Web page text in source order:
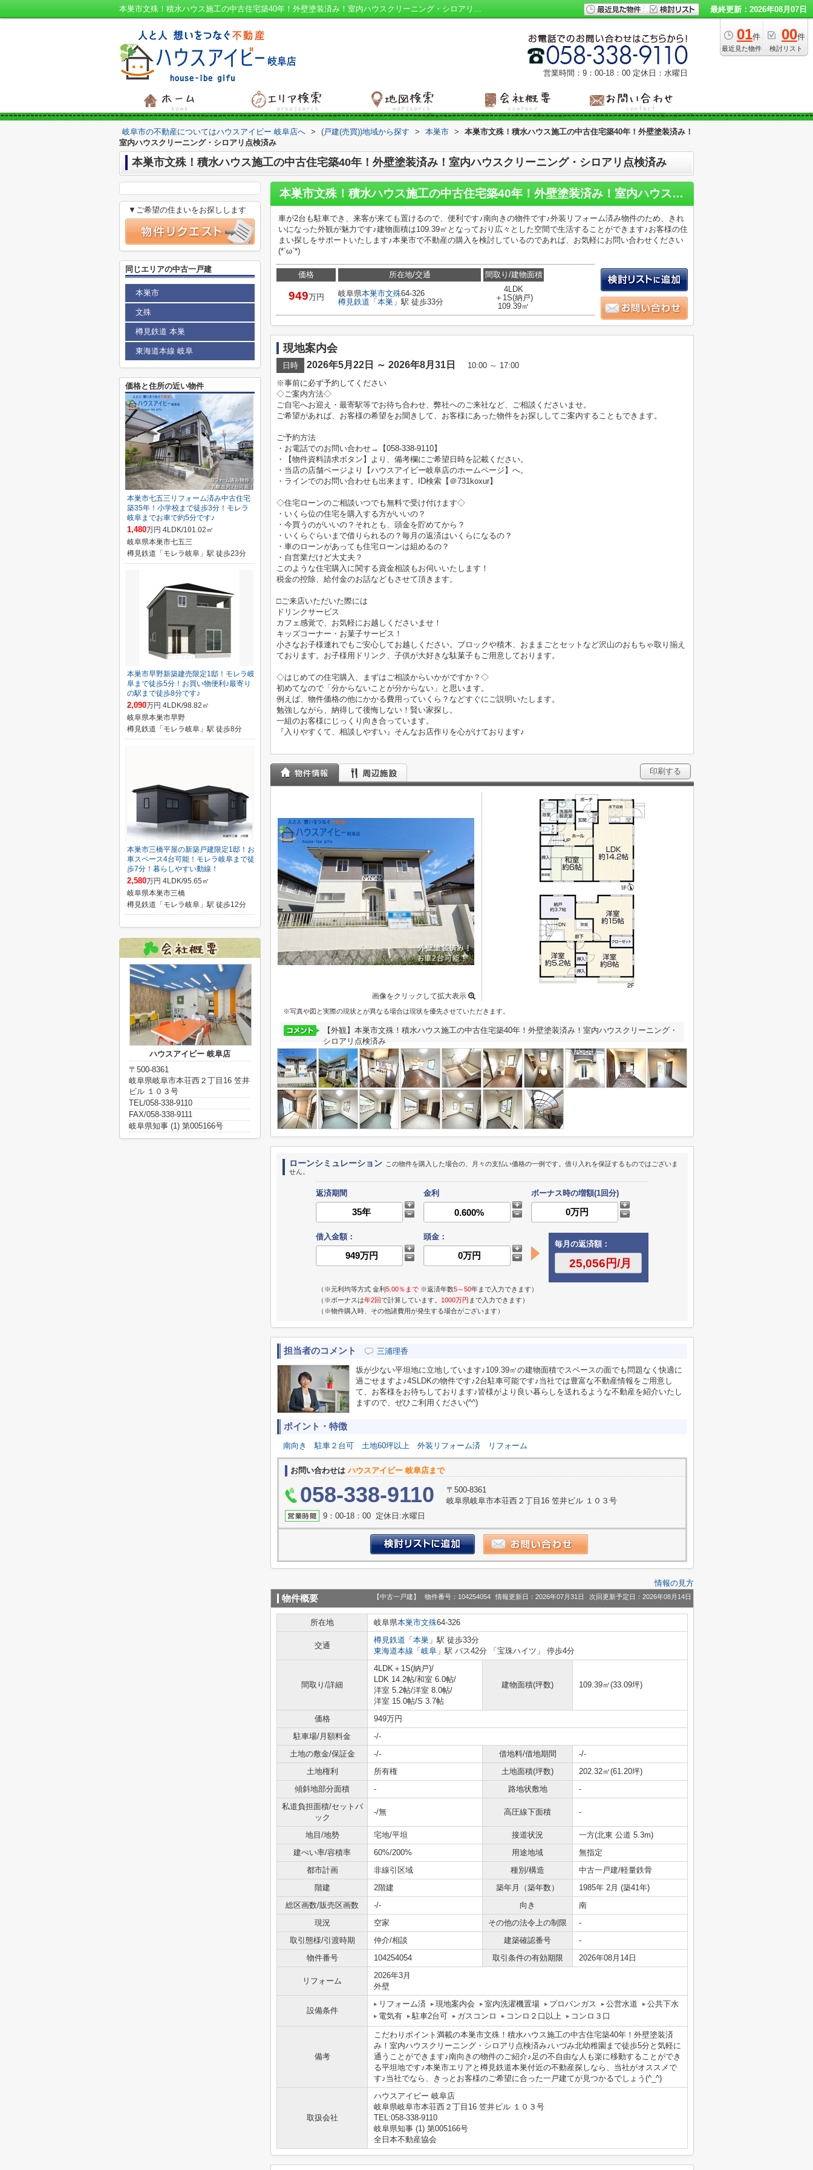
本巣市文殊！積水ハウス施工の中古住宅築40年！外壁塗装済み！室内ハウスクリーニング・シロアリ点検済み｜南向き 駐車２台可 土地60坪以上 外装リフォーム済 リフォーム｜岐阜市の建売｜ハウスアイビー 岐阜店 最終更新：2026年08月07日
01件
最近見た物件
00件
検討リスト
営業時間：9：00‐18：00 定休日：水曜日
岐阜市の不動産についてはハウスアイビー 岐阜店へ > (戸建(売買))地域から探す > 本巣市 >
本巣市文殊！積水ハウス施工の中古住宅築40年！外壁塗装済み！
室内ハウスクリーニング・シロアリ点検済み
本巣市文殊！積水ハウス施工の中古住宅築40年！外壁塗装済み！室内ハウスクリーニング・シロアリ点検済み
本巣市文殊！積水ハウス施工の中古住宅築40年！外壁塗装済み！室内ハウスクリーニング・シロアリ点検済み
車が2台も駐車でき、来客が来ても置けるので、便利です♪南向きの物件です♪外装リフォーム済み物件のため、きれ
いになった外観が魅力です♪建物面積は109.39㎡となっており広々とした空間で生活することができます♪お客様の住
まい探しをサポートいたします♪本巣市で不動産の購入を検討しているのであれば、お気軽にお問い合わせください
(*´ω`*)
価格
949万円
所在地/交通
岐阜県本巣市文殊64-326
樽見鉄道 「 本巣 」駅 徒歩33分
間取り/建物面積
4LDK
＋1S(納戸)
109.39㎡
現地案内会
日時 2026年5月22日 ～ 2026年8月31日
10:00 ～ 17:00
※事前に必ず予約してください
◇ご案内方法◇
ご自宅へお迎え・最寄駅等でお待ち合わせ、弊社へのご来社など、ご相談くださいませ。
ご希望があれば、お客様の希望をお聞きして、お客様にあった物件をお探ししてご案内することもできます。
ご予約方法
・お電話でのお問い合わせ→【058-338-9110】
・【物件資料請求ボタン】より、備考欄にご希望日時を記載ください。
・当店の店舗ページより【ハウスアイビー岐阜店のホームページ】へ。
・ラインでのお問い合わせも出来ます。ID検索【＠731koxur】
◇住宅ローンのご相談いつでも無料で受け付けます◇
・いくら位の住宅を購入する方がいいの？
・今買うのがいいの？それとも、頭金を貯めてから？
・いくらぐらいまで借りられるの？毎月の返済はいくらになるの？
・車のローンがあっても住宅ローンは組めるの？
・自営業だけど大丈夫？
このような住宅購入に関する資金相談もお伺いいたします！
税金の控除、給付金のお話などもさせて頂きます。
□ご来店いただいた際には
ドリンクサービス
カフェ感覚で、お気軽にお越しくださいませ！
キッズコーナー・お菓子サービス！
小さなお子様連れでもご安心してお越しください。ブロックや積木、おままごとセットなど沢山のおもちゃ取り揃え
ております。お子様用ドリンク、子供が大好きな駄菓子もご用意しております。
◇はじめての住宅購入、まずはご相談からいかがですか？◇
初めてなので「分からないことが分からない」と思います。
例えば、物件価格の他にかかる費用っていくら？などすぐにご説明いたします。
勉強しながら、納得して後悔しない！賢い家探し。
一組のお客様にじっくり向き合っています。
『入りやすくて、相談しやすい』そんなお店作りを心がけております♪
印刷する
画像をクリックして拡大表示
※写真や図と実際の現状とが異なる場合は現状を優先させていただきます。
【外観】本巣市文殊！積水ハウス施工の中古住宅築40年！外壁塗装済み！室内ハウスクリーニング・
シロアリ点検済み
ローンシミュレーション この物件を購入した場合の、月々の支払い価格の一例です。借り入れを保証するものではございま
せん。
返済期間 金利 ボーナス時の増額(1回分)
借入金額：
頭金：
毎月の返済額：
（※元利均等方式 金利5.00％まで ※返済年数5～50年まで入力できます）
（※ボーナスは年2回で計算しています。 1000万円 まで入力できます）
（※物件購入時、その他諸費用が発生する場合がございます）
担当者のコメント 三浦理香
坂が少ない平坦地に立地しています♪109.39㎡の建物面積でスペースの面でも問題なく快適に
過ごせますよ♪4SLDKの物件です♪2台駐車可能です♪当社では豊富な不動産情報をご用意し
て、お客様をお待ちしております♪皆様がより良い暮らしを送れるような不動産を紹介いたし
ますので、ぜひご利用ください(^^)
ポイント・特徴
南向き 駐車２台可 土地60坪以上 外装リフォーム済 リフォーム
お問い合わせは ハウスアイビー 岐阜店まで
058-338-9110
〒500-8361
岐阜県岐阜市本荘西２丁目16 笠井ビル １０３号
9：00‐18：00 定休日:水曜日
情報の見方
物件概要 【中古一戸建】 物件番号：104254054 情報更新日：2026年07月31日 次回更新予定日：2026年08月14日
所在地 岐阜県本巣市文殊64-326
交通
樽見鉄道 「 本巣 」駅 徒歩33分
東海道本線 「 岐阜 」駅 バス42分 「宝珠ハイツ」 停歩4分
間取り/詳細
4LDK＋1S(納戸)/
LDK 14.2帖/和室 6.0帖/
洋室 5.2帖/洋室 8.0帖/
洋室 15.0帖/S 3.7帖
建物面積(坪数) 109.39㎡(33.09坪)
価格
949万円
駐車場/月額料金
-/-
土地の敷金/保証金
-/- 借地料/借地期間
-/-
土地権利
所有権 土地面積(坪数)
202.32㎡(61.20坪)
傾斜地部分面積
- 路地状敷地
-
私道負担面積/セットバ
ック
-/無 高圧線下面積 -
地目/地勢 宅地/平坦 接道状況
一方(北東 公道 5.3m)
建ぺい率/容積率
60%/200% 用途地域
無指定
都市計画
非線引区域 種別/構造
中古一戸建/軽量鉄骨
階建
2階建 築年月（築年数）
1985年 2月 (築41年)
総区画数/販売区画数
-/- 向き
南
現況
空家 その他の法令上の制限
-
取引態様/引渡時期
仲介/相談 建築確認番号
-
物件番号
104254054 取引条件の有効期限 2026年08月14日
リフォーム
2026年3月
外壁
設備条件
リフォーム済 現地案内会 室内洗濯機置場 プロパンガス 公営水道
公共下水
電気有
駐車2台可 ガスコンロ コンロ２口以上 コンロ３口
備考
こだわりポイント満載の本巣市文殊！積水ハウス施工の中古住宅築40年！外壁塗装済
み！室内ハウスクリーニング・シロアリ点検済み♪いづみ北幼稚園まで徒歩5分と気軽に
通うことができます♪南向きの物件のご紹介♪足の不自由な人も楽に移動することができ
る平坦地です♪本巣市エリアと樽見鉄道本巣付近の不動産探しなら、当社がオススメで
す♪当社でなら、きっとお客様のご希望に合った一戸建てが見つかるでしょう(^_^)
取扱会社
ハウスアイビー 岐阜店
岐阜県岐阜市本荘西２丁目16 笠井ビル １０３号
TEL:058-338-9110
岐阜県知事 (1) 第005166号
全日本不動産協会
▼ご希望の住まいをお探しします
同じエリアの中古一戸建
本巣市
文殊
樽見鉄道 本巣
東海道本線 岐阜
価格と住所の近い物件
本巣市七五三リフォーム済み中古住宅
築35年！小学校まで徒歩3分！モレラ
岐阜までお車で約5分です♪
1,480万円 4LDK/101.02㎡
岐阜県本巣市七五三
樽見鉄道「モレラ岐阜」駅 徒歩23分
本巣市早野新築建売限定1邸！モレラ岐
阜まで徒歩5分！お買い物便利♪最寄り
の駅まで徒歩8分です♪
2,090万円 4LDK/98.82㎡
岐阜県本巣市早野
樽見鉄道「モレラ岐阜」駅 徒歩8分
本巣市三橋平屋の新築戸建限定1邸！お
車スペース4台可能！モレラ岐阜まで徒
歩7分！暮らしやすい動線！
2,580万円 4LDK/95.65㎡
岐阜県本巣市三橋
樽見鉄道「モレラ岐阜」駅 徒歩12分
ハウスアイビー 岐阜店
〒500-8361
岐阜県岐阜市本荘西２丁目16 笠井
ビル １０３号
TEL/058-338-9110
FAX/058-338-9111
岐阜県知事 (1) 第005166号